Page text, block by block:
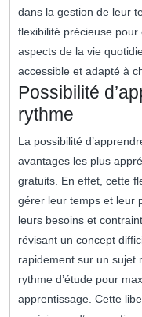
dans la gestion de leur
flexibilité précieuse pour
aspects de la vie
accessible et adapté à
Possibilité
rythme
La possibilité
avantages les plus
gratuits. En effet, cette
gérer leur temps et leur
leurs besoins et
révisant un concept
rapidement sur un sujet
rythme d’étude pour
apprentissage. Cette